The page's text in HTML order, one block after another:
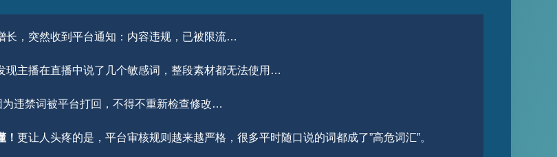
长，突然收到平台通知：内容违规，已被限流…
现主播在直播中说了几个敏感词，整段素材都无法使用…
违禁词被平台打回，不得不重新检查修改…
！更让人头疼的是，平台审核规则越来越严格，很多平时随口说的词都成了”高危词汇”。